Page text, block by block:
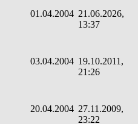
01.04.2004 21.06.2026,
13:37
03.04.2004 19.10.2011,
21:26
20.04.2004 27.11.2009,
23:22